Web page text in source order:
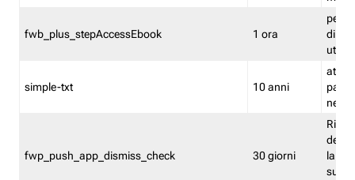
fwb_plus_stepAccessEbook 1 ora
di un
simple-txt 10 anni
attiva
fwp_push_app_dismiss_check 30 giorni
la